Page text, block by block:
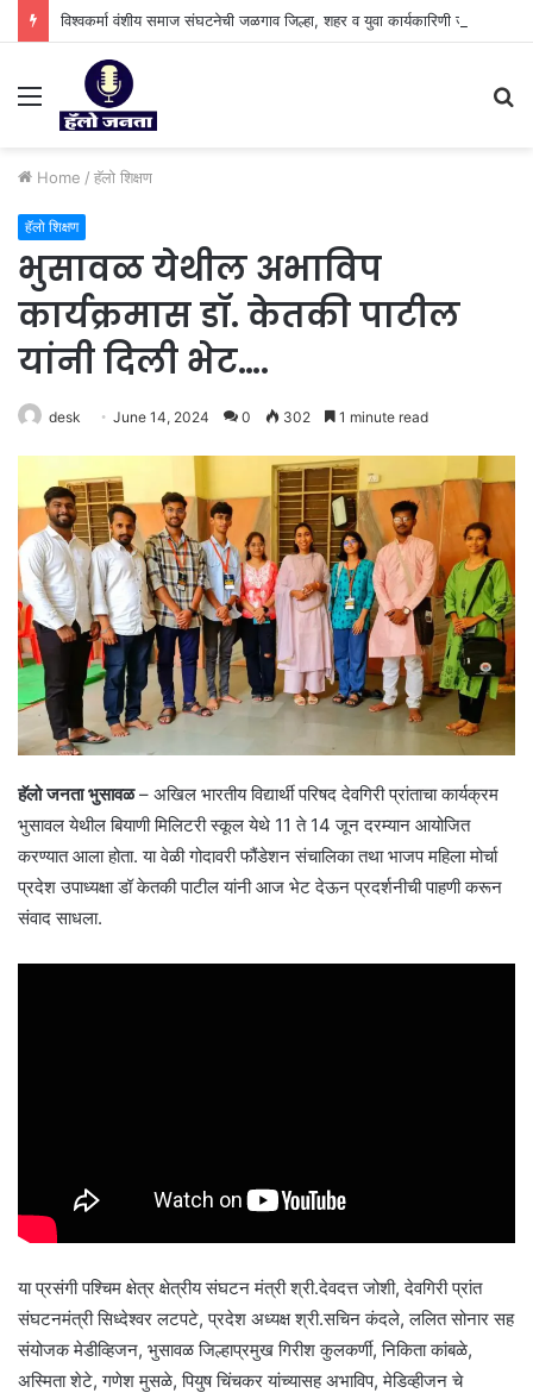
Menu
Home / हॅलो शिक्षण
हॅलो शिक्षण
भुसावळ येथील अभाविप
कार्यक्रमास डॉ. केतकी पाटील
यांनी दिली भेट….
desk June 14, 2024 0 302 1 minute read
हॅलो जनता भुसावळ– अखिल भारतीय विद्यार्थी परिषद देवगिरी प्रांताचा कार्यक्रम
भुसावल येथील बियाणी मिलिटरी स्कूल येथे 11 ते 14 जून दरम्यान आयोजित
करण्यात आला होता. या वेळी गोदावरी फौंडेशन संचालिका तथा भाजप महिला मोर्चा
प्रदेश उपाध्यक्षा डॉ केतकी पाटील यांनी आज भेट देऊन प्रदर्शनीची पाहणी करून
संवाद साधला.
या प्रसंगी पश्चिम क्षेत्र क्षेत्रीय संघटन मंत्री श्री.देवदत्त जोशी, देवगिरी प्रांत
संघटनमंत्री सिध्देश्वर लटपटे, प्रदेश अध्यक्ष श्री.सचिन कंदले, ललित सोनार सह
संयोजक मेडीव्हिजन, भुसावळ जिल्हाप्रमुख गिरीश कुलकर्णी, निकिता कांबळे,
अस्मिता शेटे, गणेश मुसळे, पियुष चिंचकर यांच्यासह अभाविप, मेडिव्हीजन चे